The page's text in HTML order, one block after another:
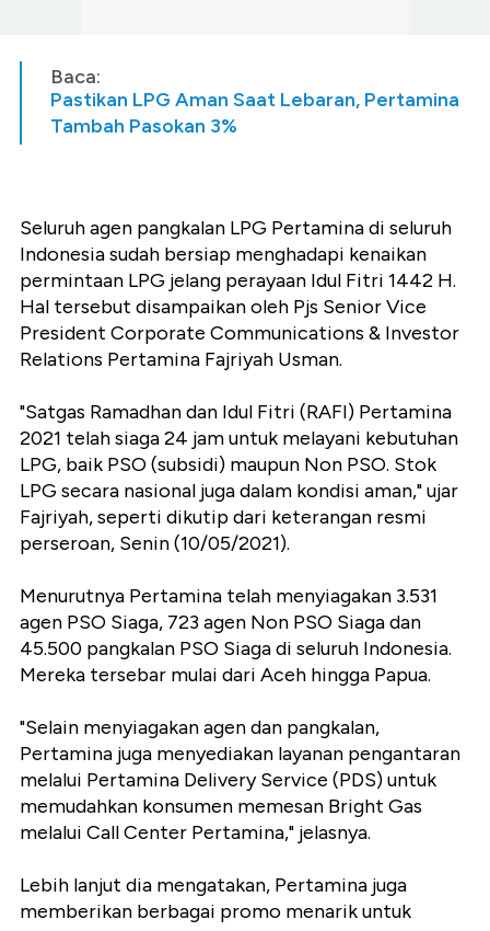
Baca:
Pastikan LPG Aman Saat Lebaran, Pertamina
Tambah Pasokan 3%
Seluruh agen pangkalan LPG Pertamina di seluruh
Indonesia sudah bersiap menghadapi kenaikan
permintaan LPG jelang perayaan Idul Fitri 1442 H.
Hal tersebut disampaikan oleh Pjs Senior Vice
President Corporate Communications & Investor
Relations Pertamina Fajriyah Usman.
"Satgas Ramadhan dan Idul Fitri (RAFI) Pertamina
2021 telah siaga 24 jam untuk melayani kebutuhan
LPG, baik PSO (subsidi) maupun Non PSO. Stok
LPG secara nasional juga dalam kondisi aman," ujar
Fajriyah, seperti dikutip dari keterangan resmi
perseroan, Senin (10/05/2021).
Menurutnya Pertamina telah menyiagakan 3.531
agen PSO Siaga, 723 agen Non PSO Siaga dan
45.500 pangkalan PSO Siaga di seluruh Indonesia.
Mereka tersebar mulai dari Aceh hingga Papua.
"Selain menyiagakan agen dan pangkalan,
Pertamina juga menyediakan layanan pengantaran
melalui Pertamina Delivery Service (PDS) untuk
memudahkan konsumen memesan Bright Gas
melalui Call Center Pertamina," jelasnya.
Lebih lanjut dia mengatakan, Pertamina juga
memberikan berbagai promo menarik untuk